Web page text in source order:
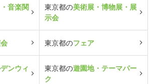
音楽関
東京都の美術展・博物展・展
示会
東京都のフェア
ンウィ
東京都の遊園地・テーマパー
ク